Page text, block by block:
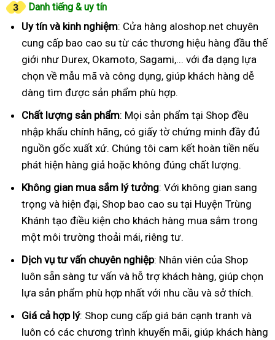
Danh tiếng & uy tín
Uy tín và kinh nghiệm: Cửa hàng aloshop.net chuyên
cung cấp bao cao su từ các thương hiệu hàng đầu thế
giới như Durex, Okamoto, Sagami,... với đa dạng lựa
chọn về mẫu mã và công dụng, giúp khách hàng dễ
dàng tìm được sản phẩm phù hợp.
Chất lượng sản phẩm: Mọi sản phẩm tại Shop đều
nhập khẩu chính hãng, có giấy tờ chứng minh đầy đủ
nguồn gốc xuất xứ. Chúng tôi cam kết hoàn tiền nếu
phát hiện hàng giả hoặc không đúng chất lượng.
Không gian mua sắm lý tưởng: Với không gian sang
trọng và hiện đại, Shop bao cao su tại Huyện Trùng
Khánh tạo điều kiện cho khách hàng mua sắm trong
một môi trường thoải mái, riêng tư.
Dịch vụ tư vấn chuyên nghiệp: Nhân viên của Shop
luôn sẵn sàng tư vấn và hỗ trợ khách hàng, giúp chọn
lựa sản phẩm phù hợp nhất với nhu cầu và sở thích.
Giá cả hợp lý: Shop cung cấp giá bán cạnh tranh và
luôn có các chương trình khuyến mãi, giúp khách hàng